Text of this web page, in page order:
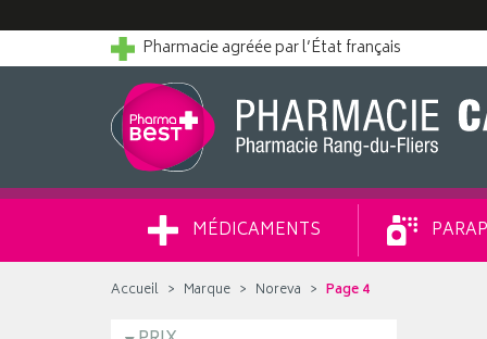
Pharmacie agréée par l’État français
MÉDICAMENTS
Accueil Marque Noreva Page 4